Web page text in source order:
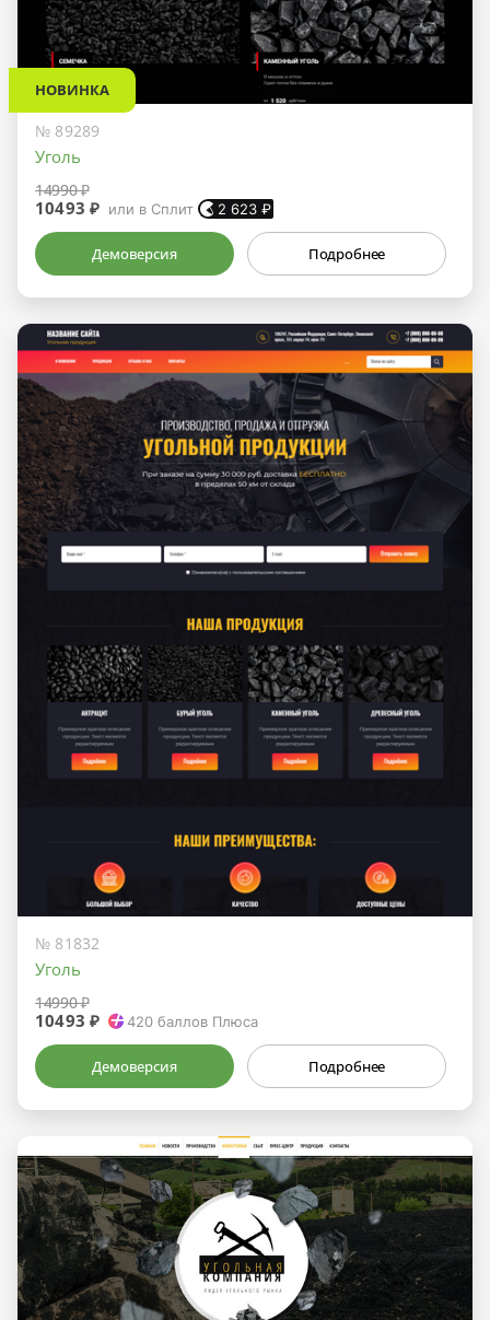
НОВИНКА
№ 89289
Уголь
14990 ₽
10493 ₽ или в Сплит 2 623 ₽
Демоверсия Подробнее
№ 81832
Уголь
14990 ₽
10493 ₽ 420 баллов Плюса
Демоверсия Подробнее